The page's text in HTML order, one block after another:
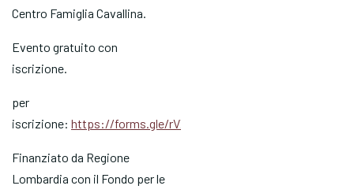
Centro Famiglia Cavallina.
Evento gratuito con
iscrizione.
per
iscrizione: https://forms.gle/rVXSDfLaGEq1UFZx5
Finanziato da Regione
Lombardia con il Fondo per le